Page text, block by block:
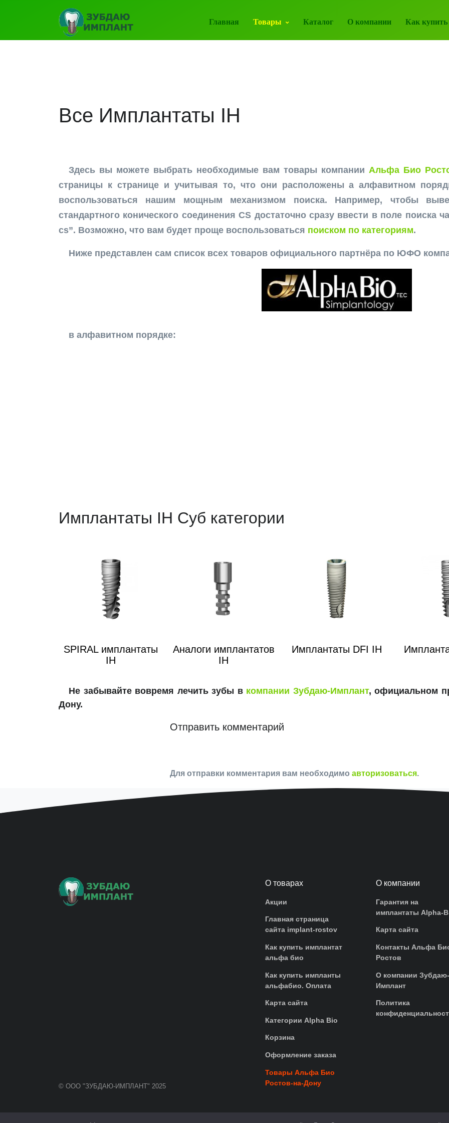
Главная Товары Каталог О компании Как купить
Все Имплантаты IH
Здесь вы можете выбрать необходимые вам товары компании Альфа Био
страницы к странице и учитывая то, что они расположены а алфавитном
воспользоваться нашим мощным механизмом поиска. Например, чтобы
стандартного конического соединения CS достаточно сразу ввести в поле поиска
cs”. Возможно, что вам будет проще воспользоваться поиском по категориям.
Ниже представлен сам список всех товаров официального партнёра по ЮФО
в алфавитном порядке:
Имплантаты IH Суб категории
SPIRAL имплантаты
IH
Аналоги имплантатов
IH
Имплантаты DFI IH
Не забывайте вовремя лечить зубы в компании Зубдаю-Имплант, официальном
Дону.
Отправить комментарий
Для отправки комментария вам необходимо авторизоваться.
© ООО "ЗУБДАЮ-ИМПЛАНТ" 2025
О товарах
Акции
Главная страница
сайта implant-rostov
Как купить имплантат
альфа био
Как купить импланты
альфабио. Оплата
Карта сайта
Категории Alpha Bio
Корзина
Оформление заказа
Товары Альфа Био
Ростов-на-Дону
О компании
Гарантия на
имплантаты Alpha-
Карта сайта
Контакты Альфа
Ростов
О компании
Имплант
Политика